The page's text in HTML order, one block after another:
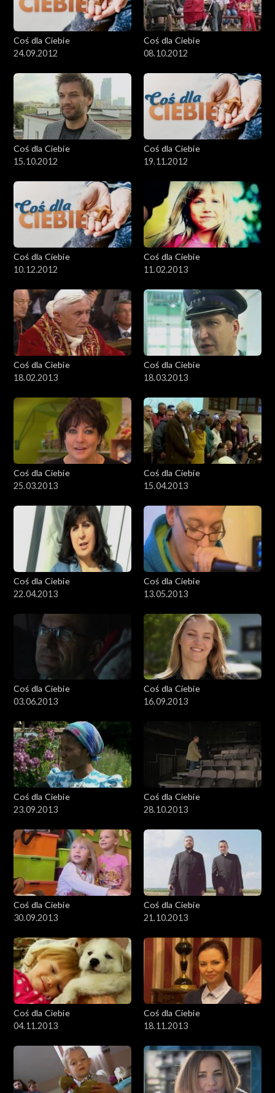
Coś dla Ciebie
24.09.2012
Coś dla Ciebie
08.10.2012
Coś dla Ciebie
15.10.2012
Coś dla Ciebie
19.11.2012
Coś dla Ciebie
10.12.2012
Coś dla Ciebie
11.02.2013
Coś dla Ciebie
18.02.2013
Coś dla Ciebie
18.03.2013
Coś dla Ciebie
25.03.2013
Coś dla Ciebie
15.04.2013
Coś dla Ciebie
22.04.2013
Coś dla Ciebie
13.05.2013
Coś dla Ciebie
03.06.2013
Coś dla Ciebie
16.09.2013
Coś dla Ciebie
23.09.2013
Coś dla Ciebie
28.10.2013
Coś dla Ciebie
30.09.2013
Coś dla Ciebie
21.10.2013
Coś dla Ciebie
04.11.2013
Coś dla Ciebie
18.11.2013